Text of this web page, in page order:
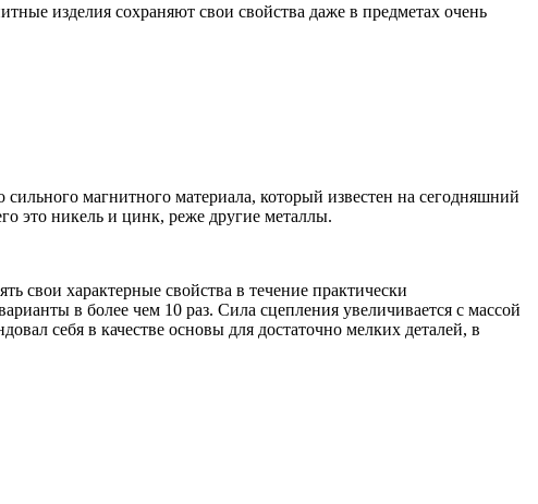
изделия сохраняют свои свойства даже в предметах очень
магнитного материала, который известен на сегодняшний
это никель и цинк, реже другие металлы.
свои характерные свойства в течение практически
в более чем 10 раз. Сила сцепления увеличивается с массой
себя в качестве основы для достаточно мелких деталей, в